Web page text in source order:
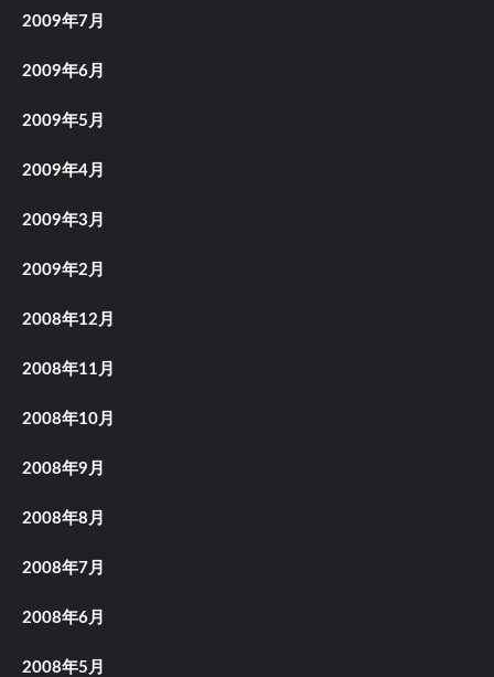
2009年7月
2009年6月
2009年5月
2009年4月
2009年3月
2009年2月
2008年12月
2008年11月
2008年10月
2008年9月
2008年8月
2008年7月
2008年6月
2008年5月